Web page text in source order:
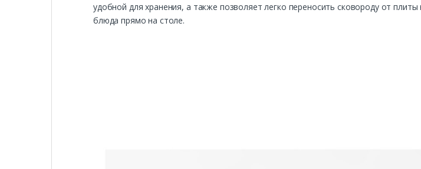
удобной для хранения, а также позволяет легко переносить сковороду от
блюда прямо на столе.